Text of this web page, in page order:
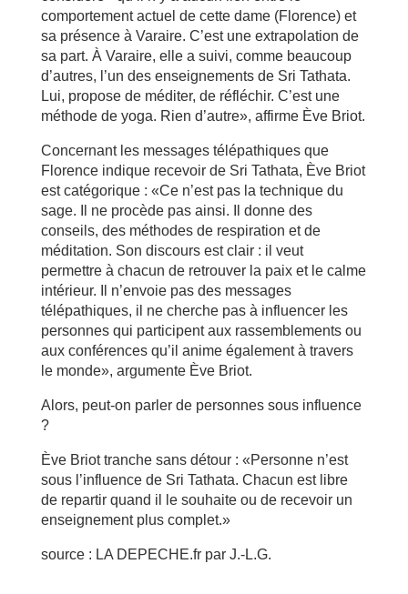
comportement actuel de cette dame (Florence) et
sa présence à Varaire. C’est une extrapolation de
sa part. À Varaire, elle a suivi, comme beaucoup
d’autres, l’un des enseignements de Sri Tathata.
Lui, propose de méditer, de réfléchir. C’est une
méthode de yoga. Rien d’autre», affirme Ève Briot.
Concernant les messages télépathiques que
Florence indique recevoir de Sri Tathata, Ève Briot
est catégorique : «Ce n’est pas la technique du
sage. Il ne procède pas ainsi. Il donne des
conseils, des méthodes de respiration et de
méditation. Son discours est clair : il veut
permettre à chacun de retrouver la paix et le calme
intérieur. Il n’envoie pas des messages
télépathiques, il ne cherche pas à influencer les
personnes qui participent aux rassemblements ou
aux conférences qu’il anime également à travers
le monde», argumente Ève Briot.
Alors, peut-on parler de personnes sous influence
?
Ève Briot tranche sans détour : «Personne n’est
sous l’influence de Sri Tathata. Chacun est libre
de repartir quand il le souhaite ou de recevoir un
enseignement plus complet.»
source : LA DEPECHE.fr par J.-L.G.